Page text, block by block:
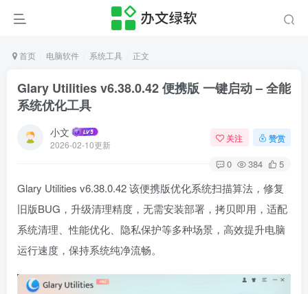
首页 电脑软件 系统工具 正文
Glary Utilities v6.38.0.42 便携版 一键启动 – 全能
系统优化工具
小文
2026-02-10更新
关注 赞赏
0 384 5
Glary Utilities v6.38.0.42 该便携版优化系统扫描算法，修复
旧版BUG，升级清理精度，无需安装部署，拷贝即用，适配
系统清理、性能优化、隐私保护等多种场景，高效提升电脑
运行速度，保持系统纯净流畅。